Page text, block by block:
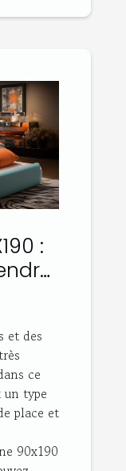
:
et des
ce
un type
place et
90x190